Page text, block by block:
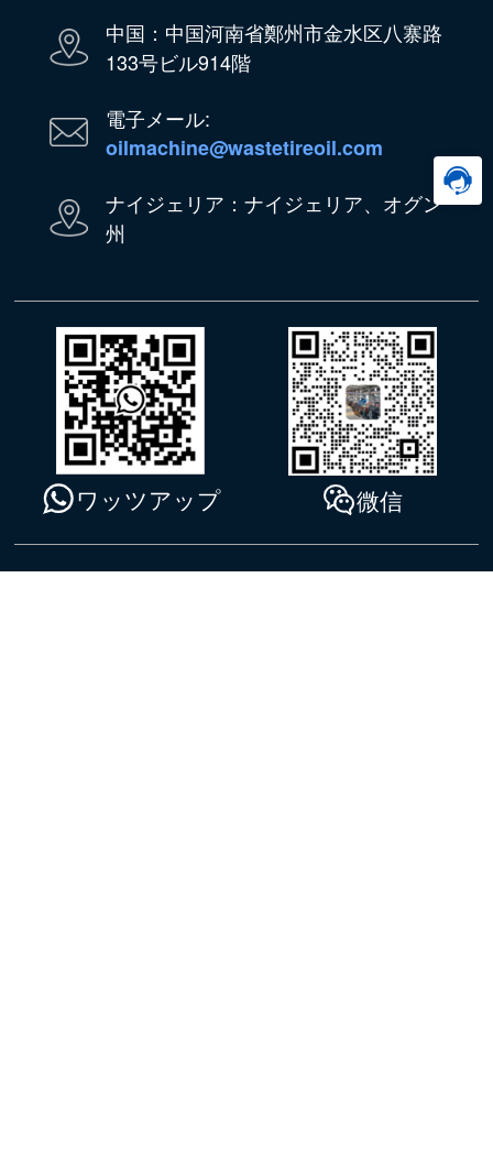
中国：中国河南省鄭州市金水区八寨路
133号ビル914階
電子メール:
oilmachine@wastetireoil.com
ナイジェリア：ナイジェリア、オグン
州
ワッツアップ 微信